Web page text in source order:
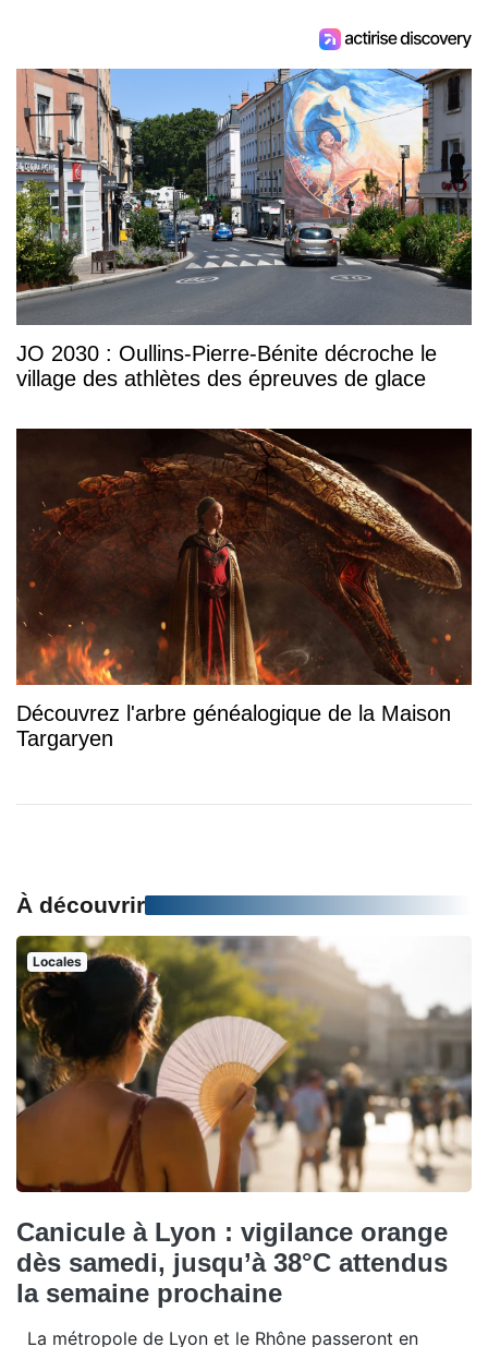
JO 2030 : Oullins-Pierre-Bénite décroche le
village des athlètes des épreuves de glace
Découvrez l'arbre généalogique de la Maison
Targaryen
À découvrir
Locales
Canicule à Lyon : vigilance orange
dès samedi, jusqu’à 38°C attendus
la semaine prochaine
La métropole de Lyon et le Rhône passeront en